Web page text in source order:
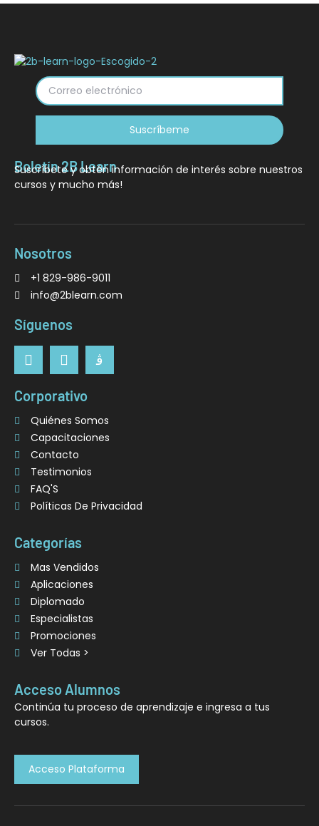
Boletín 2B Learn
Suscríbete y obtén información de interés sobre nuestros
cursos y mucho más!
Suscríbeme
Nosotros
+1 829-986-9011
info@2blearn.com
Síguenos
Corporativo
Quiénes Somos
Capacitaciones
Contacto
Testimonios
FAQ'S
Políticas De Privacidad
Categorías
Mas Vendidos
Aplicaciones
Diplomado
Especialistas
Promociones
Ver Todas >
Acceso Alumnos
Continúa tu proceso de aprendizaje e ingresa a tus
cursos.
Acceso Plataforma